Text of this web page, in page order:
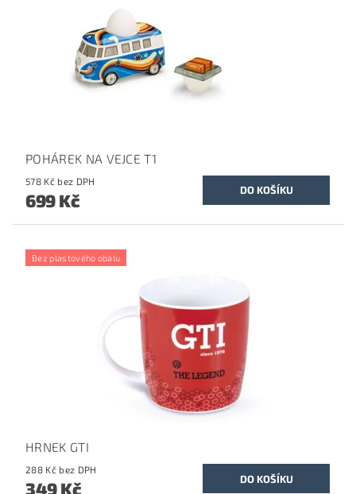
POHÁREK NA VEJCE T1
578 Kč bez DPH
699 Kč
Bez plastového obalu
HRNEK GTI
288 Kč bez DPH
349 Kč